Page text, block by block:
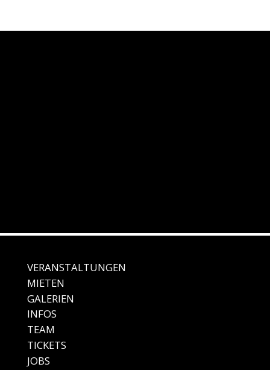
VERANSTALTUNGEN
MIETEN
GALERIEN
INFOS
TEAM
TICKETS
JOBS